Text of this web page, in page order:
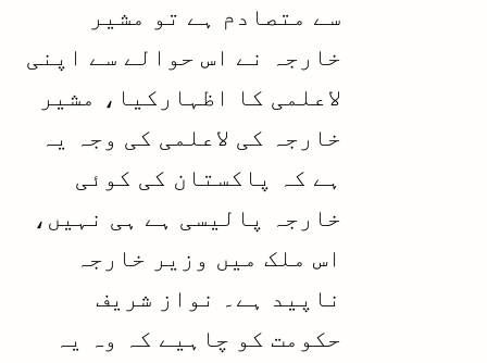
سے متصادم ہے تو مشیر
خارجہ نے اس حوالے سے اپنی
لاعلمی کا اظہارکیا، مشیر
خارجہ کی لاعلمی کی وجہ یہ
ہے کہ پاکستان کی کوئی
خارجہ پالیسی ہے ہی نہیں،
اس ملک میں وزیر خارجہ
ناپید ہے۔ نواز شریف
حکومت کو چاہیے کہ وہ یہ